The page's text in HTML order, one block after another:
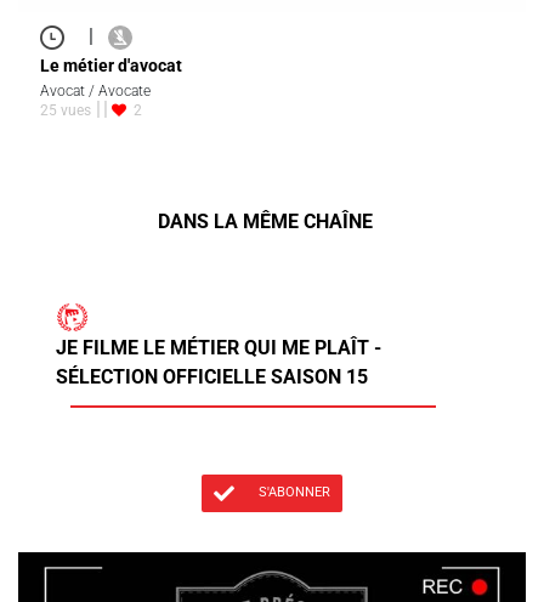
|
Le métier d'avocat
Avocat / Avocate
25 vues
2
DANS LA MÊME CHAÎNE
JE FILME LE MÉTIER QUI ME PLAÎT -
SÉLECTION OFFICIELLE SAISON 15
S'ABONNER